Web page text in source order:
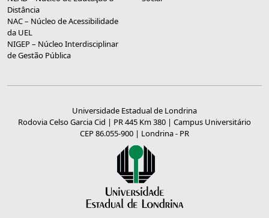
Distância
NAC – Núcleo de Acessibilidade
da UEL
NIGEP – Núcleo Interdisciplinar
de Gestão Pública
Universidade Estadual de Londrina
Rodovia Celso Garcia Cid | PR 445 Km 380 | Campus Universitário
CEP 86.055-900 | Londrina - PR